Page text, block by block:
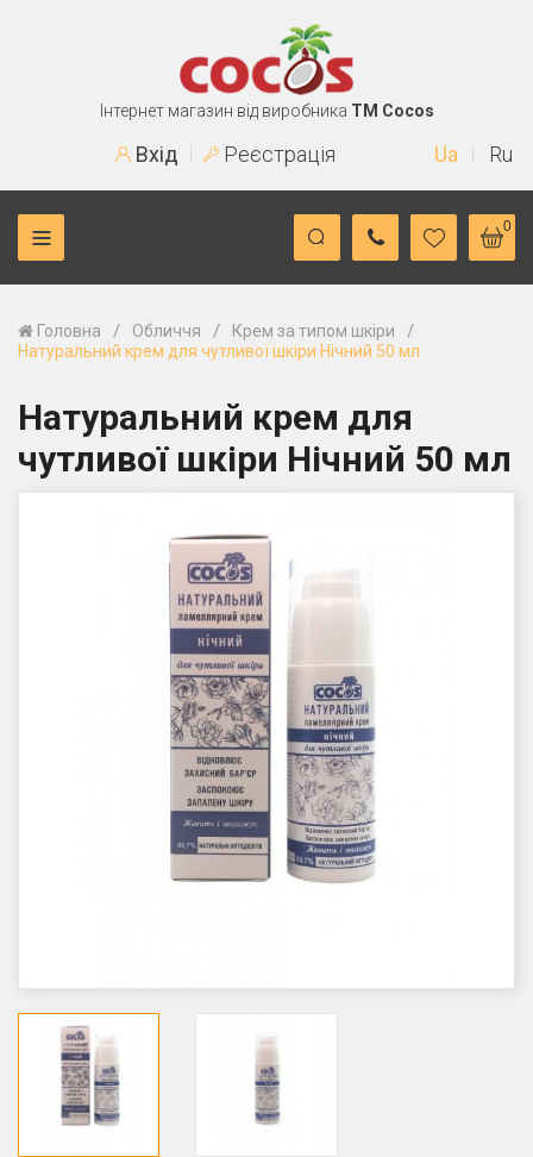
Інтернет магазин від виробника TM Cocos
Вхід Реєстрація Ua Ru
0
Головна / Обличчя / Крем за типом шкіри /
Натуральний крем для чутливої шкіри Нічний 50 мл
Натуральний крем для
чутливої шкіри Нічний 50 мл